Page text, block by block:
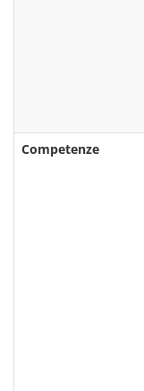
Competenze